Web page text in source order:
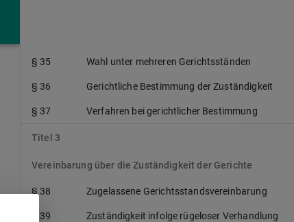
§ 35 Wahl unter mehreren Gerichtsständen
§ 36 Gerichtliche Bestimmung der Zuständigkeit
§ 37 Verfahren bei gerichtlicher Bestimmung
Titel 3
Vereinbarung über die Zuständigkeit der Gerichte
§ 38 Zugelassene Gerichtsstandsvereinbarung
§ 39 Zuständigkeit infolge rügeloser Verhandlung